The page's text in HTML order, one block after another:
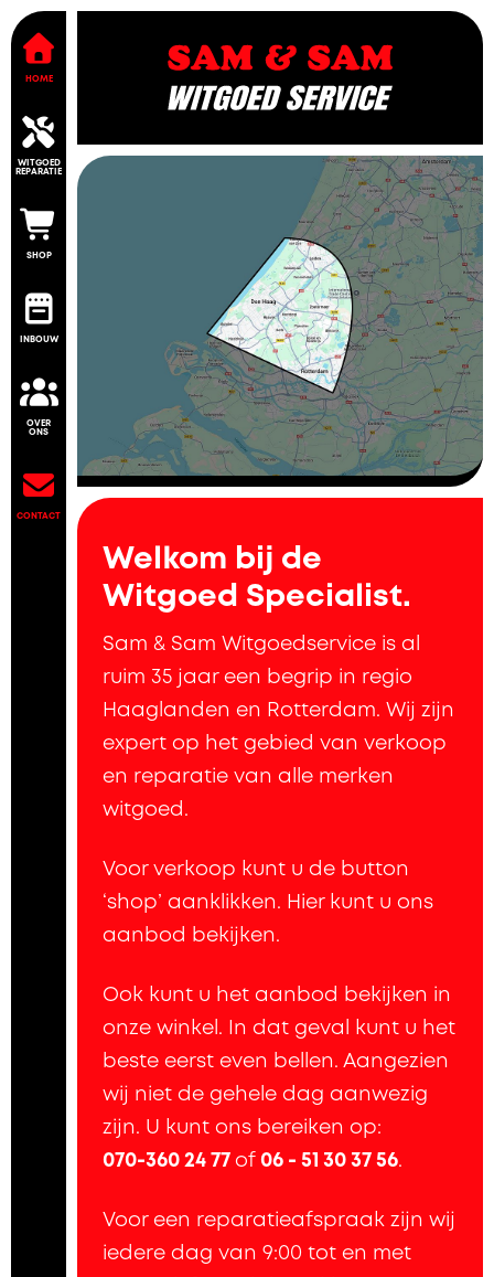
HOME
WITGOED
REPARATIE
SHOP
INBOUW
OVER
ONS
CONTACT
Welkom bij de
Witgoed Specialist.
Sam & Sam Witgoedservice is al
ruim 35 jaar een begrip in regio
Haaglanden en Rotterdam. Wij zijn
expert op het gebied van verkoop
en reparatie van alle merken
witgoed.
Voor verkoop kunt u de button
‘shop’ aanklikken. Hier kunt u ons
aanbod bekijken.
Ook kunt u het aanbod bekijken in
onze winkel. In dat geval kunt u het
beste eerst even bellen. Aangezien
wij niet de gehele dag aanwezig
zijn. U kunt ons bereiken op:
070-360 24 77 of 06 - 51 30 37 56.
Voor een reparatieafspraak zijn wij
iedere dag van 9:00 tot en met